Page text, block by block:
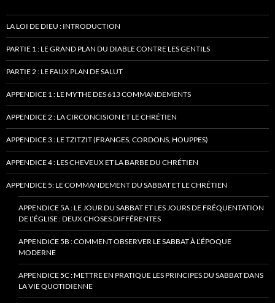
LA LOI DE DIEU : INTRODUCTION
PARTIE 1 : LE GRAND PLAN DU DIABLE CONTRE LES GENTILS
PARTIE 2 : LE FAUX PLAN DE SALUT
APPENDICE 1 : LE MYTHE DES 613 COMMANDEMENTS
APPENDICE 2 : LA CIRCONCISION ET LE CHRÉTIEN
APPENDICE 3 : LE TZITZIT (FRANGES, CORDONS, HOUPPES)
APPENDICE 4 : LES CHEVEUX ET LA BARBE DU CHRÉTIEN
APPENDICE 5: LE COMMANDEMENT DU SABBAT ET LE CHRÉTIEN
APPENDICE 5A : LE JOUR DU SABBAT ET LES JOURS DE FRÉQUENTATION
DE L’ÉGLISE : DEUX CHOSES DIFFÉRENTES
APPENDICE 5B : COMMENT OBSERVER LE SABBAT À L’ÉPOQUE
MODERNE
APPENDICE 5C : METTRE EN PRATIQUE LES PRINCIPES DU SABBAT DANS
LA VIE QUOTIDIENNE